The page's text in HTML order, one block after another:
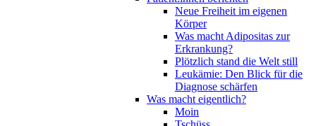
Neue Freiheit im eigenen
Körper
Was macht Adipositas zur
Erkrankung?
Plötzlich stand die Welt still
Leukämie: Den Blick für die
Diagnose schärfen
Was macht eigentlich?
Moin